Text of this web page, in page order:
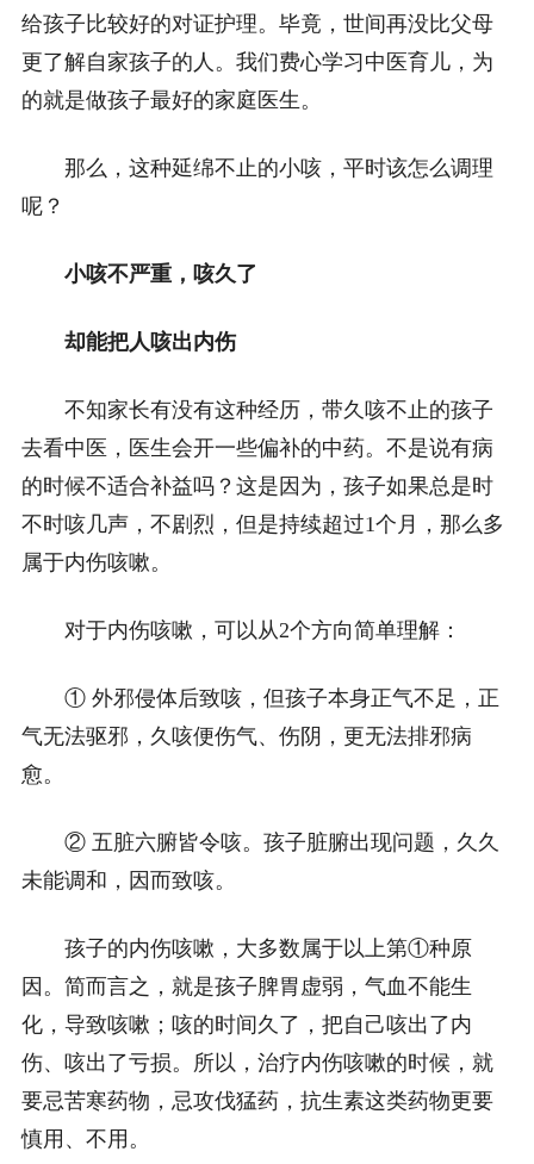
给孩子比较好的对证护理。毕竟，世间再没比父母
更了解自家孩子的人。我们费心学习中医育儿，为
的就是做孩子最好的家庭医生。
那么，这种延绵不止的小咳，平时该怎么调理
呢？
小咳不严重，咳久了
却能把人咳出内伤
不知家长有没有这种经历，带久咳不止的孩子
去看中医，医生会开一些偏补的中药。不是说有病
的时候不适合补益吗？这是因为，孩子如果总是时
不时咳几声，不剧烈，但是持续超过1个月，那么多
属于内伤咳嗽。
对于内伤咳嗽，可以从2个方向简单理解：
① 外邪侵体后致咳，但孩子本身正气不足，正
气无法驱邪，久咳便伤气、伤阴，更无法排邪病
愈。
② 五脏六腑皆令咳。孩子脏腑出现问题，久久
未能调和，因而致咳。
孩子的内伤咳嗽，大多数属于以上第①种原
因。简而言之，就是孩子脾胃虚弱，气血不能生
化，导致咳嗽；咳的时间久了，把自己咳出了内
伤、咳出了亏损。所以，治疗内伤咳嗽的时候，就
要忌苦寒药物，忌攻伐猛药，抗生素这类药物更要
慎用、不用。